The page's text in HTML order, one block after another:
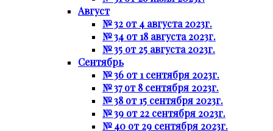
Август
№ 32 от 4 августа 2023г.
№ 34 от 18 августа 2023г.
№ 35 от 25 августа 2023г.
Сентябрь
№ 36 от 1 сентября 2023г.
№ 37 от 8 сентября 2023г.
№ 38 от 15 сентября 2023г.
№ 39 от 22 сентября 2023г.
№ 40 от 29 сентября 2023г.